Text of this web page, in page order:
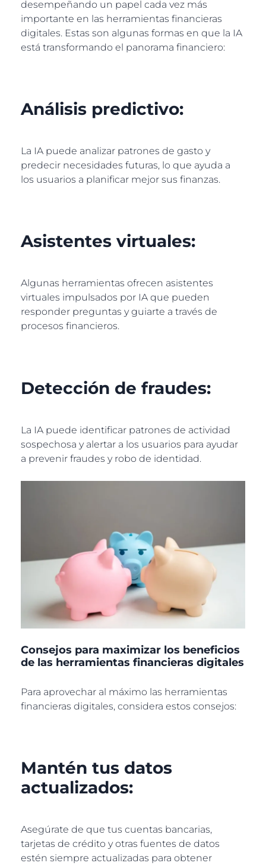
desempeñando un papel cada vez más
importante en las herramientas financieras
digitales. Estas son algunas formas en que la IA
está transformando el panorama financiero:
Análisis predictivo:
La IA puede analizar patrones de gasto y
predecir necesidades futuras, lo que ayuda a
los usuarios a planificar mejor sus finanzas.
Asistentes virtuales:
Algunas herramientas ofrecen asistentes
virtuales impulsados por IA que pueden
responder preguntas y guiarte a través de
procesos financieros.
Detección de fraudes:
La IA puede identificar patrones de actividad
sospechosa y alertar a los usuarios para ayudar
a prevenir fraudes y robo de identidad.
Consejos para maximizar los beneficios
de las herramientas financieras digitales
Para aprovechar al máximo las herramientas
financieras digitales, considera estos consejos:
Mantén tus datos
actualizados:
Asegúrate de que tus cuentas bancarias,
tarjetas de crédito y otras fuentes de datos
estén siempre actualizadas para obtener